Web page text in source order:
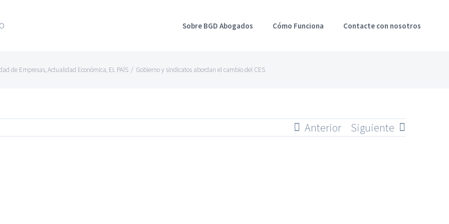
Sobre BGD Abogados Cómo Funciona Contacte con nosotros
de Empresas,Actualidad Económica, EL PAÍS / Gobierno y sindicatos abordan el cambio del CES
Anterior Siguiente